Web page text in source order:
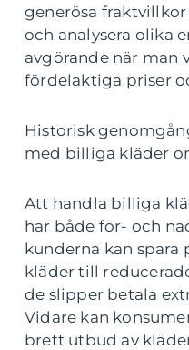
generösa
och analysera olika
avgörande när man
fördelaktiga priser
Historisk
med billiga kläder
Att handla billiga
har både för- och
kunderna kan
kläder till
de slipper betala
Vidare kan
brett utbud av